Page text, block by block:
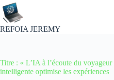
Passer
au
contenu
REFOIA JEREMY
Titre : « L’IA à l’écoute du
intelligente optimise les expériences